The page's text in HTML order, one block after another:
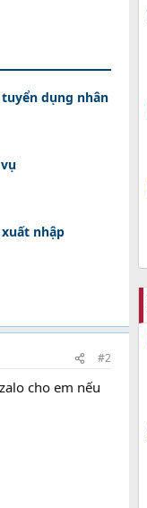
dụng nhân
nhập
#2
cho em nếu